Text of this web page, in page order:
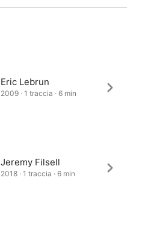
Eric Lebrun
2009 · 1 traccia · 6 min
Jeremy Filsell
2018 · 1 traccia · 6 min